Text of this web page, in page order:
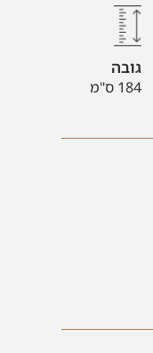
גובה
184 ס"מ